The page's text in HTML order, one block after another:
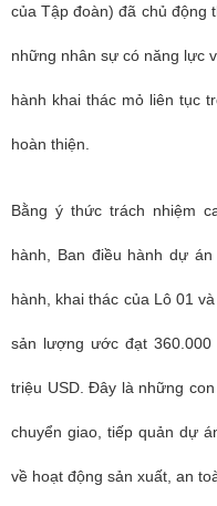
của Tập đoàn) đã chủ động
những nhân sự có năng lực
hành khai thác mỏ liên tục
hoàn thiện.
Bằng ý thức trách nhiệm
hành, Ban điều hành dự
hành, khai thác của Lô 01
sản lượng ước đạt
triệu USD. Đây là những
chuyển giao, tiếp quản dự
về hoạt động sản xuất, an